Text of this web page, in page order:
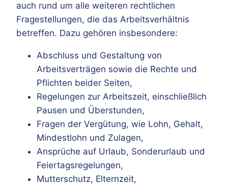
auch rund um alle weiteren rechtlichen
Fragestellungen, die das Arbeitsverhältnis
betreffen. Dazu gehören insbesondere:
Abschluss und Gestaltung von
Arbeitsverträgen sowie die Rechte und
Pflichten beider Seiten,
Regelungen zur Arbeitszeit, einschließlich
Pausen und Überstunden,
Fragen der Vergütung, wie Lohn, Gehalt,
Mindestlohn und Zulagen,
Ansprüche auf Urlaub, Sonderurlaub und
Feiertagsregelungen,
Mutterschutz, Elternzeit,